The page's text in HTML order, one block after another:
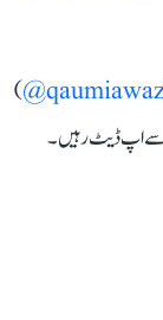
)
سے اپ ڈیٹ رہیں۔